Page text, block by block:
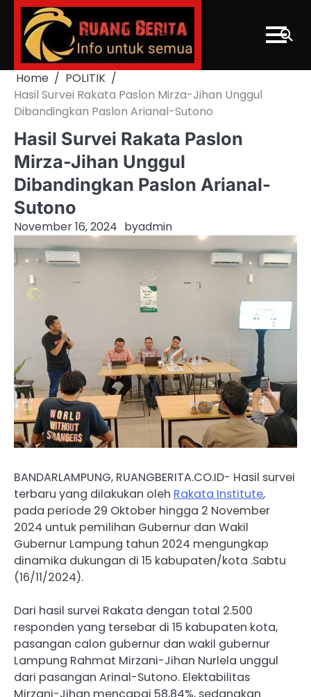
Skip
content
Home
POLITIK
Hasil Survei Rakata Paslon Mirza-Jihan Unggul
Dibandingkan Paslon Arianal-Sutono
Hasil Survei Rakata Paslon
Mirza-Jihan Unggul
Dibandingkan Paslon Arianal-
Sutono
November 16, 2024 byadmin
BANDARLAMPUNG, RUANGBERITA.CO.ID- Hasil survei
terbaru yang dilakukan oleh Rakata Institute,
pada periode 29 Oktober hingga 2 November
2024 untuk pemilihan Gubernur dan Wakil
Gubernur Lampung tahun 2024 mengungkap
dinamika dukungan di 15 kabupaten/kota .Sabtu
(16/11/2024).
Dari hasil survei Rakata dengan total 2.500
responden yang tersebar di 15 kabupaten kota,
pasangan calon gubernur dan wakil gubernur
Lampung Rahmat Mirzani-Jihan Nurlela unggul
dari pasangan Arinal-Sutono. Elektabilitas